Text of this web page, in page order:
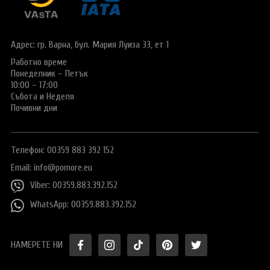
Е-ВИЗА ЗА РУСИЯ
ВИЗА за САУДИТСКА АРАБИЯ
Виза за Тайланд
Заявление за издаване на електронно разрешение за
пътуване до UK
ПОДАРЪЧЕН ВАУЧЕР ЗА ПЪТУВАНЕ
ОЩЕ
Общи условия
Политика за
поверителност
+359 883 392 152
Адрес: гр. Варна, бул. Мария Луиза 33, ет 1
Работно време
Понеделник – Петък
10:00 – 17:00
Събота и Неделя
Почивни дни
Телефон: 00359 883 392 152
Email: info@pomore.eu
Viber: 00359.883.392.152
WhatsApp: 00359.883.392.152
НАМЕРЕТЕ НИ